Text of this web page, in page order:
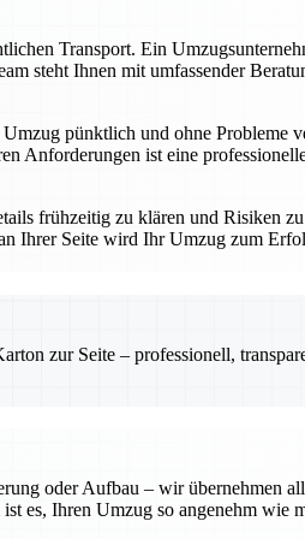
Transport. Ein
steht Ihnen mit umfassender
pünktlich und ohne Probleme
Anforderungen ist eine
frühzeitig zu klären und Risiken
Ihrer Seite wird Ihr Umzug zum
zur Seite – professionell,
oder Aufbau – wir übernehmen
es, Ihren Umzug so angenehm wie